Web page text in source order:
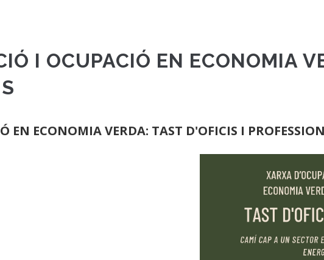
I OCUPACIÓ EN ECONOMIA
EN ECONOMIA VERDA: TAST D'OFICIS I